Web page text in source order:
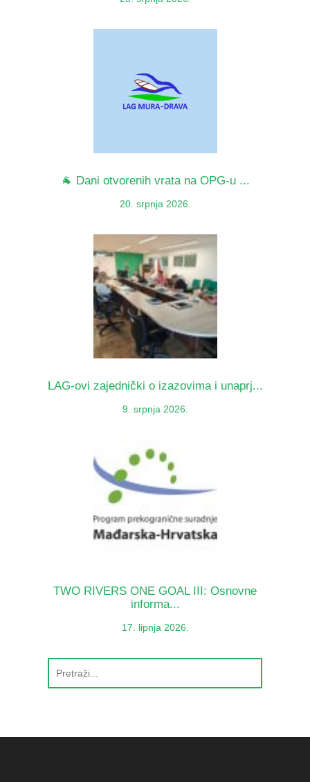
🐐 Dani otvorenih vrata na OPG-u ...
20. srpnja 2026.
LAG-ovi zajednički o izazovima i unaprj...
9. srpnja 2026.
TWO RIVERS ONE GOAL III: Osnovne
informa...
17. lipnja 2026.